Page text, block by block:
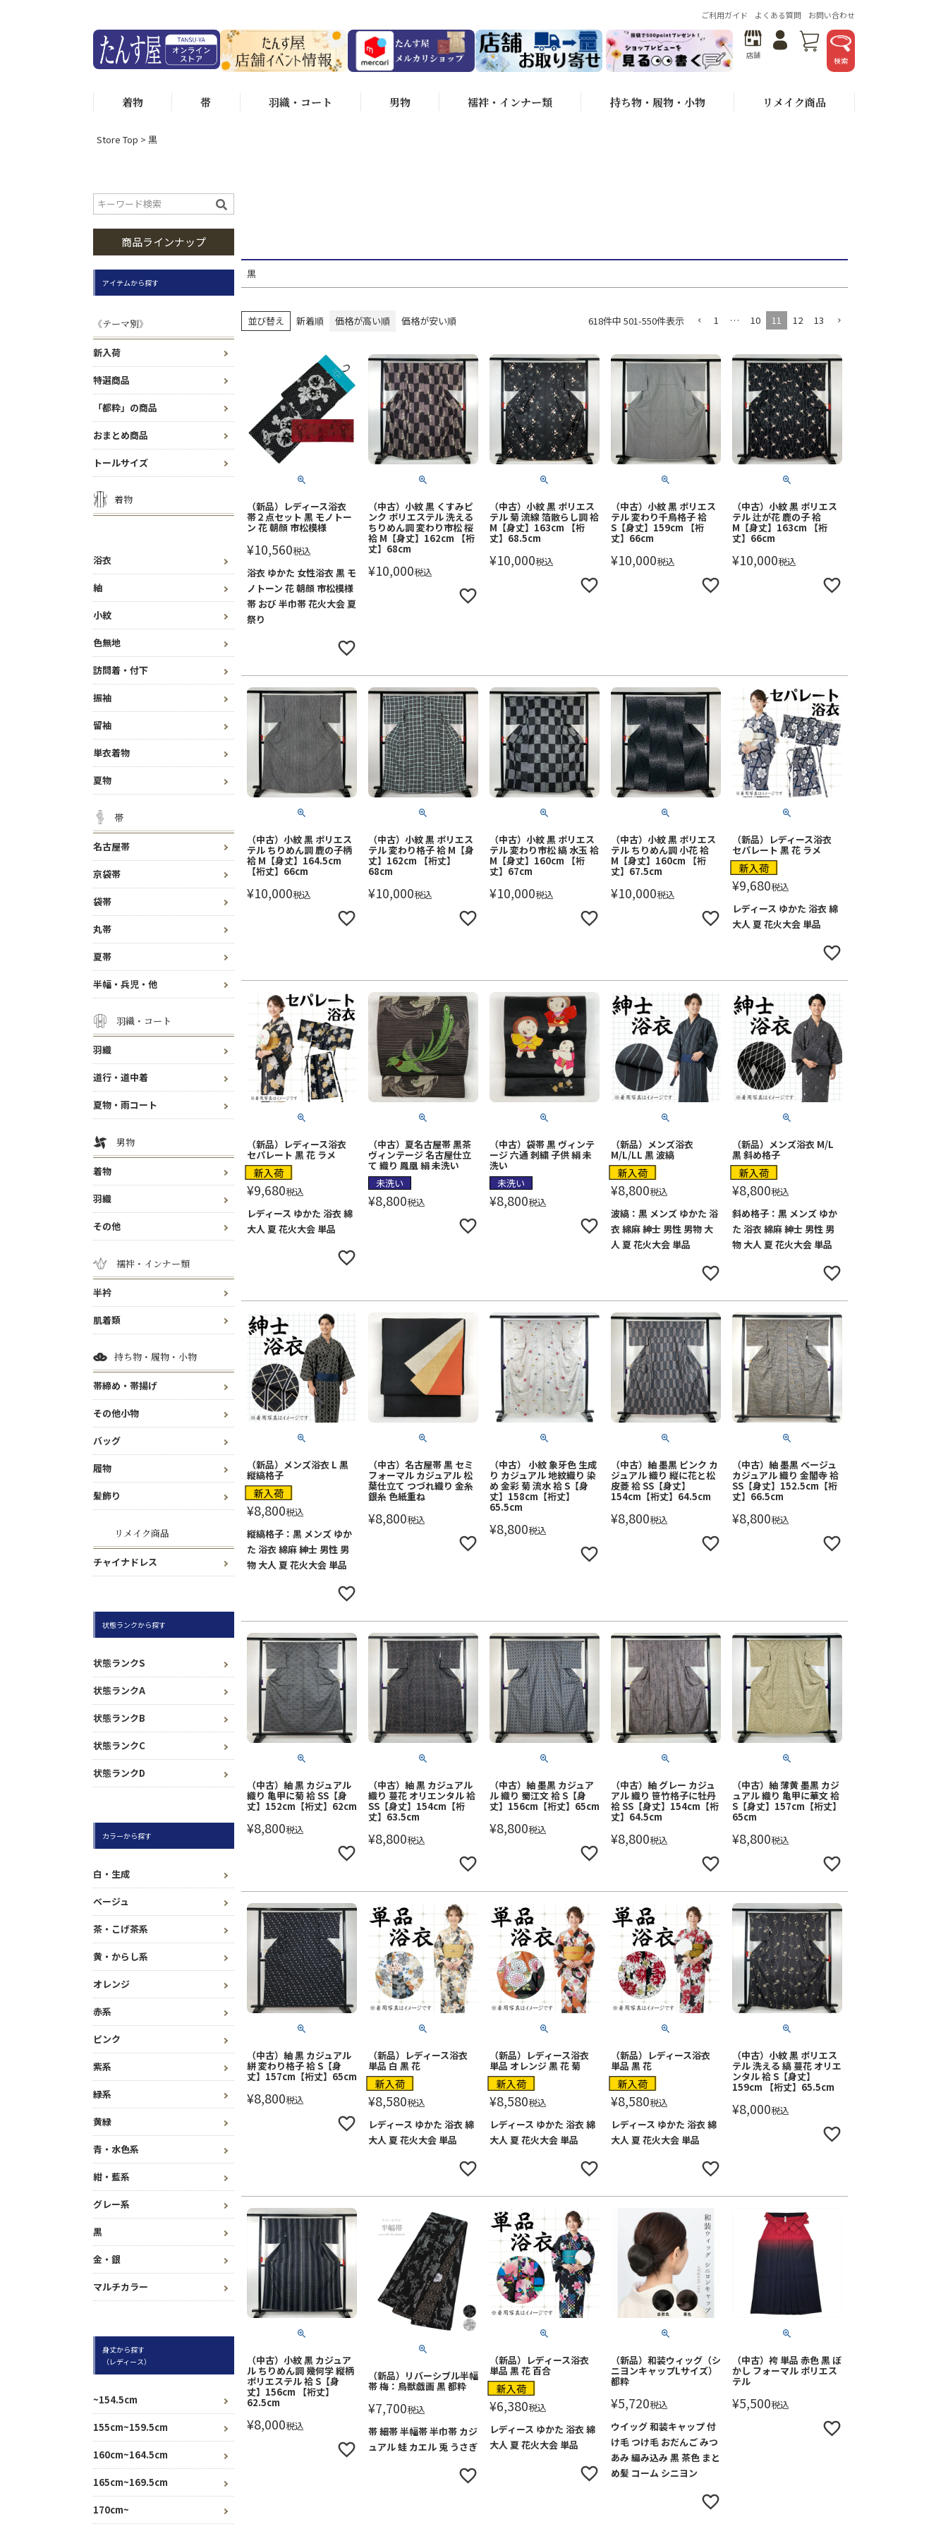
ご利用ガイド よくある質問 お問い合わせ
店舗
検索
着物 帯 羽織・コート 男物 襦袢・インナー類 持ち物・履物・小物 リメイク商品
Store Top 黒
商品ラインナップ
アイテムから探す
《テーマ別》
新入荷
特選商品
「都粋」の商品
おまとめ商品
トールサイズ
着物
浴衣
紬
小紋
色無地
訪問着・付下
振袖
留袖
単衣着物
夏物
帯
名古屋帯
京袋帯
袋帯
丸帯
夏帯
半幅・兵児・他
羽織・コート
羽織
道行・道中着
夏物・雨コート
男物
着物
羽織
その他
襦袢・インナー類
半衿
肌着類
持ち物・履物・小物
帯締め・帯揚げ
その他小物
バッグ
履物
髪飾り
リメイク商品
チャイナドレス
状態ランクから探す
状態ランクS
状態ランクA
状態ランクB
状態ランクC
状態ランクD
カラーから探す
白・生成
ベージュ
茶・こげ茶系
黄・からし系
オレンジ
赤系
ピンク
紫系
緑系
黄緑
青・水色系
紺・藍系
グレー系
黒
金・銀
マルチカラー
身丈から探す
（レディース）
~154.5cm
155cm~159.5cm
160cm~164.5cm
165cm~169.5cm
170cm~
黒
価格
～
状態ランクS
状態ランクA
状態ランクB
商品番号/JANコード
新着順
価格が安い順 価格が高い順 おすすめ順
並び替え 新着順 価格が高い順 価格が安い順 618件中 501-550件表示 1 … 10 11 12 13
（新品）レディース浴衣
帯２点セット 黒 モノトー
ン 花 朝顔 市松模様
¥10,560税込
浴衣 ゆかた 女性浴衣 黒 モ
ノトーン 花 朝顔 市松模様
帯 おび 半巾帯 花火大会 夏
祭り
（中古）小紋 黒 くすみピ
ンク ポリエステル 洗える
ちりめん調 変わり市松 桜
袷 M【身丈】162cm 【裄
丈】68cm
¥10,000税込
（中古）小紋 黒 ポリエス
テル 菊 流線 箔散らし調 袷
M【身丈】163cm 【裄
丈】68.5cm
¥10,000税込
（中古）小紋 黒 ポリエス
テル 変わり千鳥格子 袷
S【身丈】159cm 【裄
丈】66cm
¥10,000税込
（中古）小紋 黒 ポリエス
テル 辻が花 鹿の子 袷
M【身丈】163cm 【裄
丈】66cm
¥10,000税込
（中古）小紋 黒 ポリエス
テル ちりめん調 鹿の子柄
袷 M【身丈】164.5cm
【裄丈】66cm
¥10,000税込
（中古）小紋 黒 ポリエス
テル 変わり格子 袷 M【身
丈】162cm 【裄丈】
68cm
¥10,000税込
（中古）小紋 黒 ポリエス
テル 変わり市松 縞 水玉 袷
M【身丈】160cm 【裄
丈】67cm
¥10,000税込
（中古）小紋 黒 ポリエス
テル ちりめん調 小花 袷
M【身丈】160cm 【裄
丈】67.5cm
¥10,000税込
（新品）レディース浴衣
セパレート 黒 花 ラメ
新入荷
¥9,680税込
レディース ゆかた 浴衣 綿
大人 夏 花火大会 単品
（新品）レディース浴衣
セパレート 黒 花 ラメ
新入荷
¥9,680税込
レディース ゆかた 浴衣 綿
大人 夏 花火大会 単品
（中古）夏名古屋帯 黒茶
ヴィンテージ 名古屋仕立
て 織り 鳳凰 絹 未洗い
未洗い
¥8,800税込
（中古）袋帯 黒 ヴィンテ
ージ 六通 刺繍 子供 絹 未
洗い
未洗い
¥8,800税込
（新品）メンズ浴衣
M/L/LL 黒 波縞
新入荷
¥8,800税込
波縞：黒 メンズ ゆかた 浴
衣 綿麻 紳士 男性 男物 大
人 夏 花火大会 単品
（新品）メンズ浴衣 M/L
黒 斜め格子
新入荷
¥8,800税込
斜め格子：黒 メンズ ゆか
た 浴衣 綿麻 紳士 男性 男
物 大人 夏 花火大会 単品
（新品）メンズ浴衣 L 黒
縦縞格子
新入荷
¥8,800税込
縦縞格子：黒 メンズ ゆか
た 浴衣 綿麻 紳士 男性 男
物 大人 夏 花火大会 単品
（中古）名古屋帯 黒 セミ
フォーマル カジュアル 松
葉仕立て つづれ織り 金糸
銀糸 色紙重ね
¥8,800税込
（中古） 小紋 象牙色 生成
り カジュアル 地紋織り 染
め 金彩 菊 流水 袷 S【身
丈】158cm【裄丈】
65.5cm
¥8,800税込
（中古）紬 墨黒 ピンク カ
ジュアル 織り 縦に花と松
皮菱 袷 SS【身丈】
154cm【裄丈】64.5cm
¥8,800税込
（中古）紬 墨黒 ベージュ
カジュアル 織り 金閣寺 袷
SS【身丈】152.5cm【裄
丈】66.5cm
¥8,800税込
（中古）紬 黒 カジュアル
織り 亀甲に菊 袷 SS【身
丈】152cm【裄丈】62cm
¥8,800税込
（中古）紬 黒 カジュアル
織り 蔓花 オリエンタル 袷
SS【身丈】154cm【裄
丈】63.5cm
¥8,800税込
（中古）紬 墨黒 カジュア
ル 織り 蜀江文 袷 S【身
丈】156cm【裄丈】65cm
¥8,800税込
（中古）紬 グレー カジュ
アル 織り 笹竹格子に牡丹
袷 SS【身丈】154cm【裄
丈】64.5cm
¥8,800税込
（中古）紬 薄黄 墨黒 カジ
ュアル 織り 亀甲に華文 袷
S【身丈】157cm【裄丈】
65cm
¥8,800税込
（中古）紬 黒 カジュアル
絣 変わり格子 袷 S【身
丈】157cm【裄丈】65cm
¥8,800税込
（新品）レディース浴衣
単品 白 黒 花
新入荷
¥8,580税込
レディース ゆかた 浴衣 綿
大人 夏 花火大会 単品
（新品）レディース浴衣
単品 オレンジ 黒 花 菊
新入荷
¥8,580税込
レディース ゆかた 浴衣 綿
大人 夏 花火大会 単品
（新品）レディース浴衣
単品 黒 花
新入荷
¥8,580税込
レディース ゆかた 浴衣 綿
大人 夏 花火大会 単品
（中古）小紋 黒 ポリエス
テル 洗える 縞 蔓花 オリエ
ンタル 袷 S【身丈】
159cm 【裄丈】65.5cm
¥8,000税込
（中古）小紋 黒 カジュア
ル ちりめん調 幾何学 縦柄
ポリエステル 袷 S【身
丈】156cm 【裄丈】
62.5cm
¥8,000税込
（新品）リバーシブル半幅
帯 梅：鳥獣戯画 黒 都粋
¥7,700税込
帯 細帯 半幅帯 半巾帯 カジ
ュアル 蛙 カエル 兎 うさぎ
（新品）レディース浴衣
単品 黒 花 百合
新入荷
¥6,380税込
レディース ゆかた 浴衣 綿
大人 夏 花火大会 単品
（新品）和装ウィッグ（シ
ニヨンキャップLサイズ）
都粋
¥5,720税込
ウイッグ 和装キャップ 付
け毛 つけ毛 おだんご みつ
あみ 編み込み 黒 茶色 まと
め髪 コーム シニヨン
（中古）袴 単品 赤色 黒 ぼ
かし フォーマル ポリエス
テル
¥5,500税込